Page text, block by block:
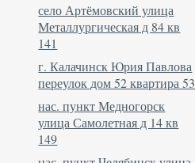
село Артёмовский улица
Металлургическая д 84 кв
141
г. Калачинск Юрия Павлова
переулок дом 52 квартира 53
нас. пункт Медногорск
улица Самолетная д 14 кв
149